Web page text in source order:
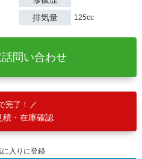
排気量 125cc
話問い合わせ
完了！
積・在庫確認
に入りに登録